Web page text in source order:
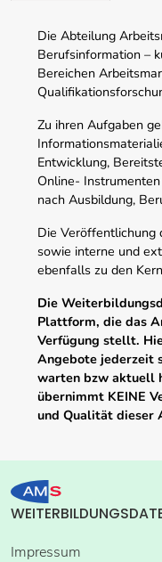
Die Abteilung
Berufsinformation –
Bereichen
Zu ihren Aufgaben
Entwicklung,
Online-
nach Ausbildung,
Die
sowie interne und
ebenfalls zu den
Die
Plattform, die das
Verfügung stellt.
Angebote jederzeit
warten bzw aktuell
übernimmt KEINE
und Qualität dieser
Impressum